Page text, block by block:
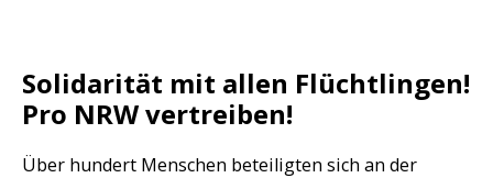
Solidarität mit allen Flüchtlingen!
Pro NRW vertreiben!
Über hundert Menschen beteiligten sich an der